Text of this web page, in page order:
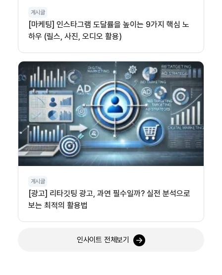
게시글
[마케팅] 인스타그램 도달률을 높이는 9가지 핵심 노
하우 (릴스, 사진, 오디오 활용)
게시글
[광고] 리타깃팅 광고, 과연 필수일까? 실전 분석으로
보는 최적의 활용법
인사이트 전체보기